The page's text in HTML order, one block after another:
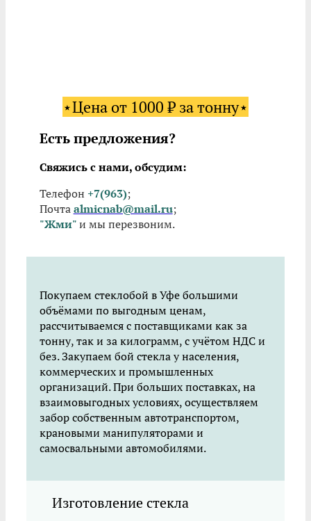
⋆Цена от 1000 ₽ за тонну⋆
Есть предложения?
Свяжись с нами, обсудим:
Телефон +7(963);
Почтаalmicnab@mail.ru;
"Жми"и мы перезвоним.
Покупаем стеклобой в Уфе большими
объёмами по выгодным ценам,
рассчитываемся с поставщиками как за
тонну, так и за килограмм, с учётом НДС и
без. Закупаем бой стекла у населения,
коммерческих и промышленных
организаций. При больших поставках, на
взаимовыгодных условиях, осуществляем
забор собственным автотранспортом,
крановыми манипуляторами и
самосвальными автомобилями.
Изготовление стекла